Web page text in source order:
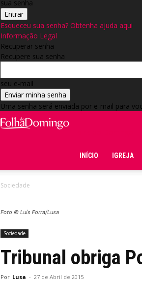
sua senha
Esqueceu sua senha? Obtenha ajuda aqui
Informação Legal
Recuperar senha
Recupere sua senha
seu e-mail
Uma senha será enviada por e-mail para
INÍCIO IGREJA
Sociedade
Foto © Luís Forra/Lusa
Sociedade
Tribunal obriga
Por Lusa - 27 de Abril de 2015